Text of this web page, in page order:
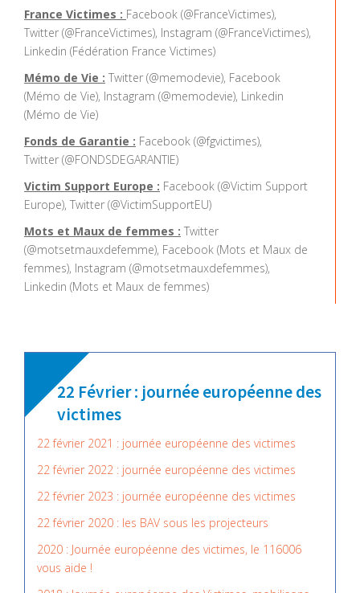
France Victimes : Facebook (@FranceVictimes),
Twitter (@FranceVictimes), Instagram (@FranceVictimes),
Linkedin (Fédération France Victimes)
Mémo de Vie : Twitter (@memodevie), Facebook
(Mémo de Vie), Instagram (@memodevie), Linkedin
(Mémo de Vie)
Fonds de Garantie : Facebook (@fgvictimes),
Twitter (@FONDSDEGARANTIE)
Victim Support Europe : Facebook (@Victim Support
Europe), Twitter (@VictimSupportEU)
Mots et Maux de femmes : Twitter
(@motsetmauxdefemme), Facebook (Mots et Maux de
femmes), Instagram (@motsetmauxdefemmes),
Linkedin (Mots et Maux de femmes)
22 Février : journée européenne des
victimes
22 février 2021 : journée européenne des victimes
22 février 2022 : journée européenne des victimes
22 février 2023 : journée européenne des victimes
22 février 2020 : les BAV sous les projecteurs
2020 : Journée européenne des victimes, le 116006
vous aide !